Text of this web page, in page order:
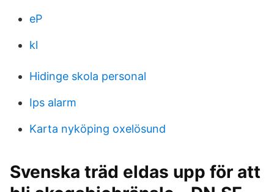
eP
kl
Hidinge skola personal
Ips alarm
Karta nyköping oxelösund
Svenska träd eldas upp för att